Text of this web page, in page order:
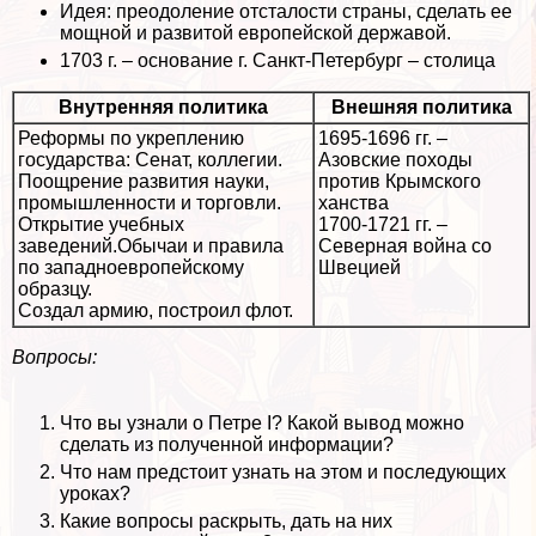
Идея: преодоление отсталости страны, сделать ее
мощной и развитой европейской державой.
1703 г. – основание г. Санкт-Петербург – столица
Внутренняя политика
Внешняя политика
Реформы по укреплению
государства: Сенат, коллегии.
Поощрение развития науки,
промышленности и торговли.
Открытие учебных
заведений.Обычаи и правила
по западноевропейскому
образцу.
Создал армию, построил флот.
1695-1696 гг. –
Азовские походы
против Крымского
ханства
1700-1721 гг. –
Северная война со
Швецией
Вопросы:
Что вы узнали о Петре I? Какой вывод можно
сделать из полученной информации?
Что нам предстоит узнать на этом и последующих
уроках?
Какие вопросы раскрыть, дать на них